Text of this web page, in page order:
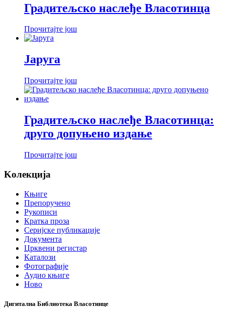
Градитељско наслеђе Власотинца
Прочитајте још
Јаруга
Прочитајте још
Градитељско наслеђе Власотинца:
друго допуњено издање
Прочитајте још
Koлекција
Књиге
Препоручено
Рукописи
Кратка проза
Серијске публикације
Документа
Црквени регистар
Каталози
Фотографије
Аудио књиге
Ново
Дигитална Библиотека Власотинце